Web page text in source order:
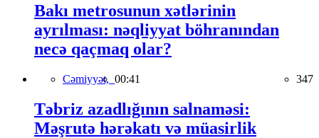
Bakı metrosunun xətlərinin
ayrılması: nəqliyyat böhranından
necə qaçmaq olar?
Cəmiyyət, 00:41 347
Təbriz azadlığının salnaməsi:
Məşrutə hərəkatı və müasirlik